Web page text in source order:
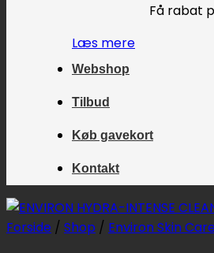
Få rabat
Læs mere
Webshop
Tilbud
Køb gavekort
Kontakt
Forside / Shop / Environ Skin Care